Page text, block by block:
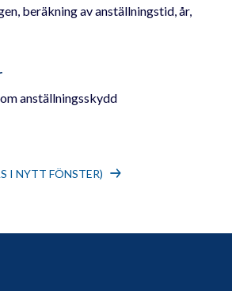
beräkning av anställningstid, år,
anställningsskydd
I NYTT FÖNSTER)